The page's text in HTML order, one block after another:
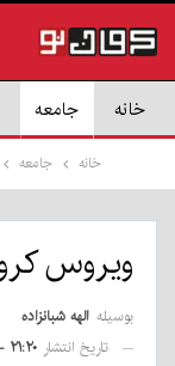
خانه جامعه
خانه جامعه
ویروس
بوسیله الهه شبانزاده
تاریخ انتشار ۲۱:۲۰ - ۱۱ آبان ۱۳۹۹